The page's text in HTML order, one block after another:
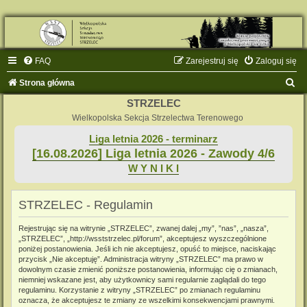
FAQ Zaloguj się
Zarejestruj się
Strona główna
STRZELEC
Wielkopolska Sekcja Strzelectwa Terenowego
Liga letnia 2026 - terminarz
[16.08.2026] Liga letnia 2026 - Zawody 4/6
W Y N I K I
STRZELEC - Regulamin
Rejestrując się na witrynie „STRZELEC”, zwanej dalej „my”, ”nas”, „nasza”,
„STRZELEC”, „http://wsststrzelec.pl/forum”, akceptujesz wyszczególnione
poniżej postanowienia. Jeśli ich nie akceptujesz, opuść to miejsce, naciskając
przycisk „Nie akceptuję”. Administracja witryny „STRZELEC” ma prawo w
dowolnym czasie zmienić poniższe postanowienia, informując cię o zmianach,
niemniej wskazane jest, aby użytkownicy sami regularnie zaglądali do tego
regulaminu. Korzystanie z witryny „STRZELEC” po zmianach regulaminu
oznacza, że akceptujesz te zmiany ze wszelkimi konsekwencjami prawnymi.